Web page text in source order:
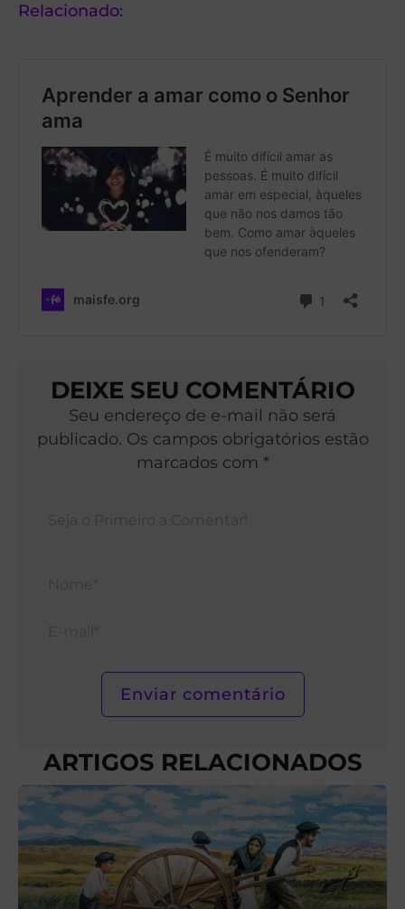
Relacionado:
DEIXE SEU COMENTÁRIO
Seu endereço de e-mail não será
publicado. Os campos obrigatórios estão
marcados com *
ARTIGOS RELACIONADOS